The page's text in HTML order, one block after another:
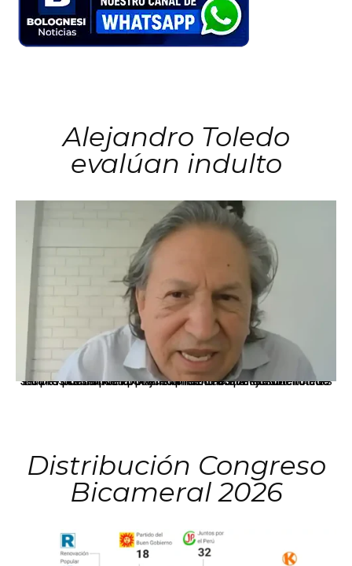
Alejandro Toledo
evalúan indulto
La presidenta Keiko Fujimori informó que la solicitud de indulto presentada por el expresidente Alejandro Toledo será evaluada por la Comisión de Gracias Presidenciales conforme al procedimiento establecido.
Distribución Congreso
Bicameral 2026